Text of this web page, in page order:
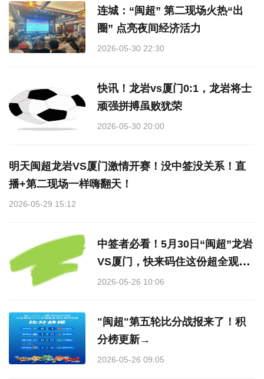
连城：“闽超” 第二现场火热“出
圈” 点亮夜间经济活力
2026-05-30 22:30
快讯！龙岩vs厦门0:1，龙岩将士
顽强拼搏虽败犹荣
2026-05-30 20:00
明天闽超龙岩VS厦门激情开赛！没中签没关系！直
播+第二现场一样嗨翻天！
2026-05-29 15:12
中签者必看！5月30日“闽超”龙岩
VS厦门，快来码住这份超全观赛
指南
2026-05-26 10:06
"闽超"第五轮比分战报来了！积
分榜更新→
2026-05-26 09:05